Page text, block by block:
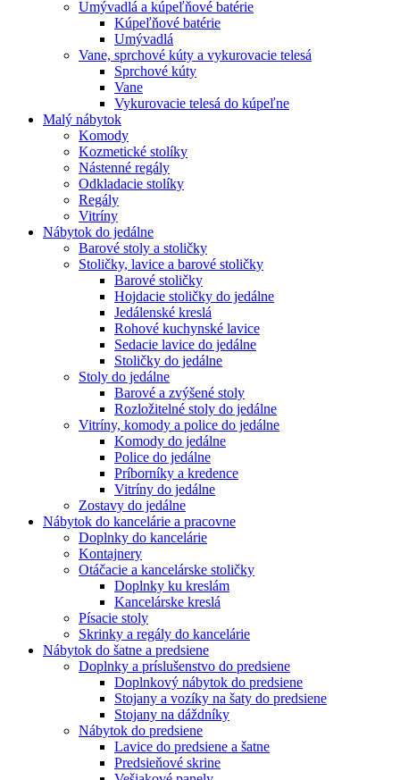
Umývadlá a kúpeľňové batérie
Kúpeľňové batérie
Umývadlá
Vane, sprchové kúty a vykurovacie telesá
Sprchové kúty
Vane
Vykurovacie telesá do kúpeľne
Malý nábytok
Komody
Kozmetické stolíky
Nástenné regály
Odkladacie stolíky
Regály
Vitríny
Nábytok do jedálne
Barové stoly a stoličky
Stoličky, lavice a barové stoličky
Barové stoličky
Hojdacie stoličky do jedálne
Jedálenské kreslá
Rohové kuchynské lavice
Sedacie lavice do jedálne
Stoličky do jedálne
Stoly do jedálne
Barové a zvýšené stoly
Rozložitelné stoly do jedálne
Vitríny, komody a police do jedálne
Komody do jedálne
Police do jedálne
Príborníky a kredence
Vitríny do jedálne
Zostavy do jedálne
Nábytok do kancelárie a pracovne
Doplnky do kancelárie
Kontajnery
Otáčacie a kancelárske stoličky
Doplnky ku kreslám
Kancelárske kreslá
Písacie stoly
Skrinky a regály do kancelárie
Nábytok do šatne a predsiene
Doplnky a príslušenstvo do predsiene
Doplnkový nábytok do predsiene
Stojany a vozíky na šaty do predsiene
Stojany na dáždníky
Nábytok do predsiene
Lavice do predsiene a šatne
Predsieňové skrine